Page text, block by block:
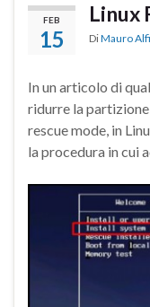
FEB
15
Linux
DiMauro
In un articolo di
ridurre la
rescue mode, in
la procedura in cui